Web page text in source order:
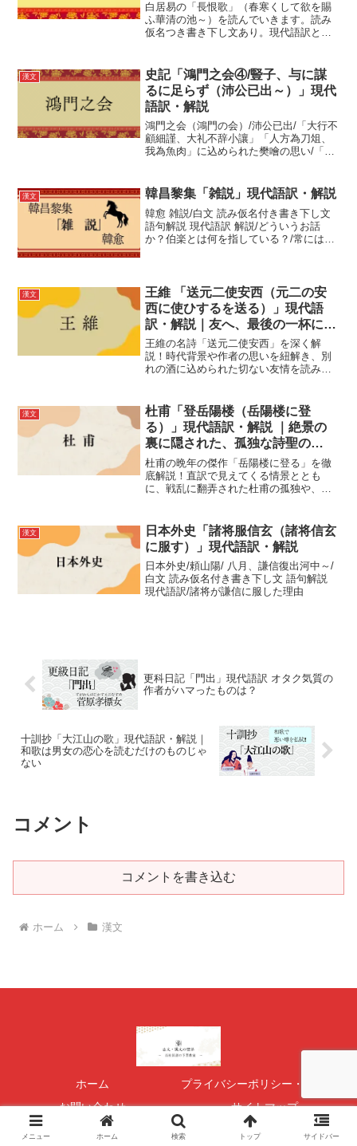
白居易の「長恨歌」（春寒くして欲を賜
ふ華清の池～）を読んでいきます。読み
仮名つき書き下し文あり。現代語訳と語
で、その家族はどうなったのでしょう
か。
漢文
史記「鴻門之会④/豎子、与に謀
るに足らず（沛公已出～）」現代
語訳・解説
鴻門之会（鴻門の会）/沛公已出/「大行不
顧細謹、大礼不辞小讓」「人方為刀俎、
我為魚肉」に込められた樊噲の思い/「度
行動の理由は？
漢文 韓昌黎集「雑説」現代語訳・解説
韓愈 雑説/白文 読み仮名付き書き下し文
語句解説 現代語訳 解説/どういうお話
か？伯楽とは何を指している？/常には有
漢文
王維 「送元二使安西（元二の安
西に使ひするを送る）」現代語
訳・解説｜友へ、最後の一杯に込
めた尽きぬ名残惜しさ
王維の名詩「送元二使安西」を深く解
説！時代背景や作者の思いを紐解き、別
れの酒に込められた切ない友情を読み解
漢文
杜甫「登岳陽楼（岳陽楼に登
る）」現代語訳・解説 ｜絶景の
裏に隠された、孤独な詩聖の
「涙」と「祈り」を読み解く
杜甫の晩年の傑作「岳陽楼に登る」を徹
底解説！直訳で見えてくる情景ととも
に、戦乱に翻弄された杜甫の孤独や、絶
漢文
日本外史「諸将服信玄（諸将信玄
に服す）」現代語訳・解説
日本外史/頼山陽/ 八月、謙信復出河中～/
白文 読み仮名付き書き下し文 語句解説
現代語訳/諸将が謙信に服した理由
更科日記「門出」現代語訳 オタク気質の
作者がハマったものは？
十訓抄「大江山の歌」現代語訳・解説｜
和歌は男女の恋心を読むだけのものじゃ
ない
コメント
コメントを書き込む
ホーム 漢文
ホーム
プライバシーポリシー・免責事項
お問い合わせ
サイトマップ
運営者情報
メニュー ホーム 検索 トップ サイドバー